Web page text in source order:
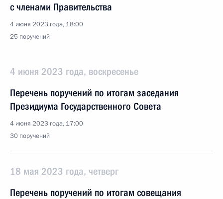
с членами Правительства
4 июня 2023 года, 18:00
25 поручений
4 июня 2023 года, воскресенье
Перечень поручений по итогам заседания
Президиума Государственного Совета
4 июня 2023 года, 17:00
30 поручений
18 мая 2023 года, четверг
Перечень поручений по итогам совещания